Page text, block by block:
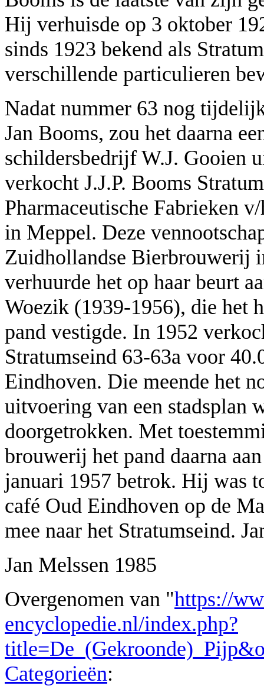
Hij verhuisde op 3 oktober
sinds 1923 bekend als
verschillende particulieren
Nadat nummer 63 nog
Jan Booms, zou het daarna
schildersbedrijf W.J. Gooien
verkocht J.J.P. Booms
Pharmaceutische Fabrieken
in Meppel. Deze
Zuidhollandse Bierbrouwerij
verhuurde het op haar beurt
Woezik (1939-1956), die het
pand vestigde. In 1952
Stratumseind 63-63a voor
Eindhoven. Die meende het
uitvoering van een stadsplan
doorgetrokken. Met
brouwerij het pand daarna
januari 1957 betrok. Hij was
café Oud Eindhoven op de
mee naar het Stratumseind.
Jan Melssen 1985
Overgenomen van "https://
encyclopedie.nl/index.php?
Categorieën: